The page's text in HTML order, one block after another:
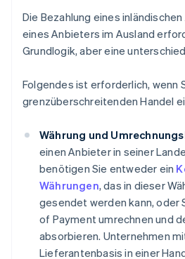
Die Bezahlung eines
eines Anbieters im Ausland
Grundlogik, aber eine
Folgendes ist erforderlich, wenn
grenzüberschreitenden Handel
Währung und
einen Anbieter in seiner
benötigen Sie entweder ein
Währungen, das in dieser
gesendet werden kann, oder
of Payment umrechnen und
absorbieren. Unternehmen
Lieferantenbasis in einer